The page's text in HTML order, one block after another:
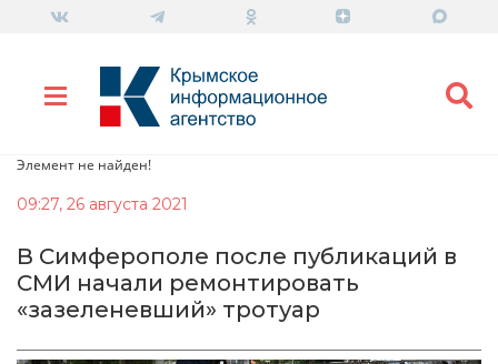
Элемент не найден!
09:27, 26 августа 2021
В Симферополе после публикаций в
СМИ начали ремонтировать
«зазеленевший» тротуар